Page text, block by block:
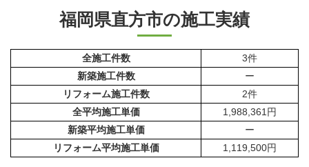
福岡県直方市の施工実績
全施工件数
3件
新築施工件数
ー
リフォーム施工件数
2件
全平均施工単価
1,988,361円
新築平均施工単価
ー
リフォーム平均施工単価
1,119,500円